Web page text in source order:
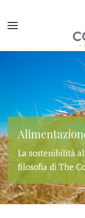
La sostenibilità
filosofia di The